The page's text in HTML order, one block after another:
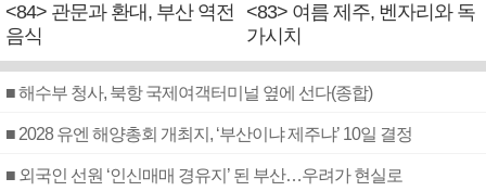
<84> 관문과 환대, 부산 역전
음식
<83> 여름 제주, 벤자리와 독
가시치
■ 해수부 청사, 북항 국제여객터미널 옆에 선다(종합)
■ 2028 유엔 해양총회 개최지, ‘부산이냐 제주냐’ 10일 결정
■ 외국인 선원 ‘인신매매 경유지’ 된 부산…우려가 현실로